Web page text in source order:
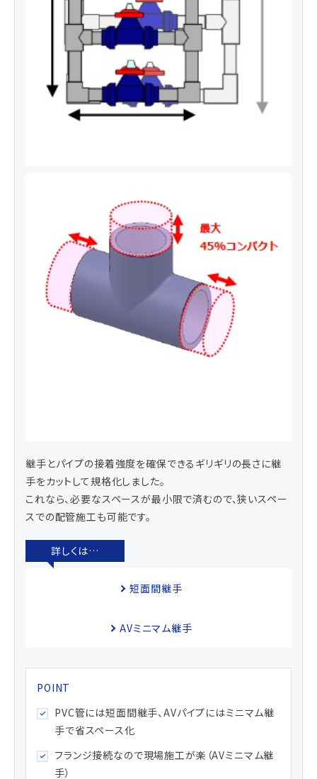
継手とパイプの接着強度を確保できるギリギリの長さに継
手をカットして規格化しました。
これなら、必要なスペースが最小限で済むので、狭いスペー
スでの配管施工も可能です。
短面間継手
AVミニマム継手
PVC管には短面間継手、AVパイプにはミニマム継
手で省スペース化
フランジ接続なので現場施工が楽（AVミニマム継
手）